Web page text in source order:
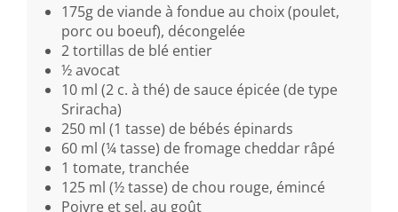
175g de viande à fondue au choix (poulet,
porc ou boeuf), décongelée
2 tortillas de blé entier
½ avocat
10 ml (2 c. à thé) de sauce épicée (de type
Sriracha)
250 ml (1 tasse) de bébés épinards
60 ml (¼ tasse) de fromage cheddar râpé
1 tomate, tranchée
125 ml (½ tasse) de chou rouge, émincé
Poivre et sel, au goût